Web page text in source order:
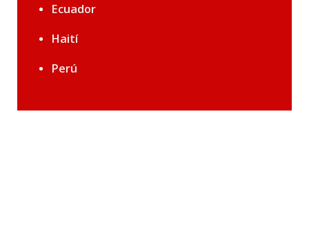
Ecuador
Haití
Perú